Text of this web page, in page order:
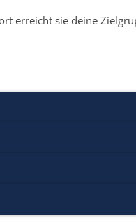
erreicht sie deine